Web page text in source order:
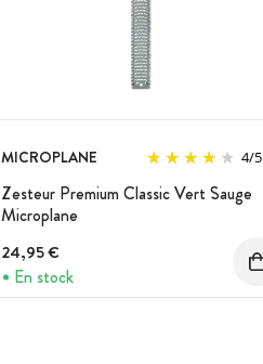
MICROPLANE 4/5
Zesteur Premium Classic Vert Sauge
Microplane
24,95 €
En stock